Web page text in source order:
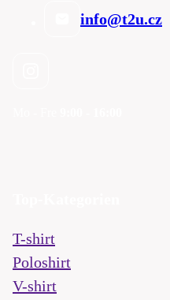
info@t2u.cz
T-shirt
Poloshirt
V-shirt